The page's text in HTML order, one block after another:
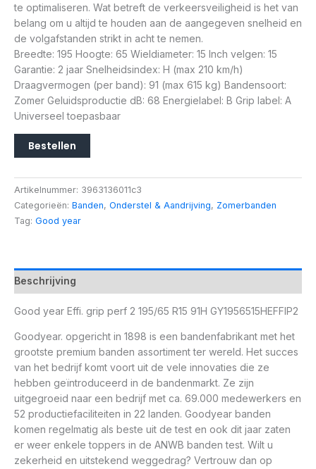
te optimaliseren. Wat betreft de verkeersveiligheid is het van
belang om u altijd te houden aan de aangegeven snelheid en
de volgafstanden strikt in acht te nemen.
Breedte: 195 Hoogte: 65 Wieldiameter: 15 Inch velgen: 15
Garantie: 2 jaar Snelheidsindex: H (max 210 km/h)
Draagvermogen (per band): 91 (max 615 kg) Bandensoort:
Zomer Geluidsproductie dB: 68 Energielabel: B Grip label: A
Universeel toepasbaar
Bestellen
Artikelnummer: 3963136011c3
Categorieën: Banden, Onderstel & Aandrijving, Zomerbanden
Tag: Good year
Beschrijving
Good year Effi. grip perf 2 195/65 R15 91H GY1956515HEFFIP2
Goodyear. opgericht in 1898 is een bandenfabrikant met het
grootste premium banden assortiment ter wereld. Het succes
van het bedrijf komt voort uit de vele innovaties die ze
hebben geïntroduceerd in de bandenmarkt. Ze zijn
uitgegroeid naar een bedrijf met ca. 69.000 medewerkers en
52 productiefaciliteiten in 22 landen. Goodyear banden
komen regelmatig als beste uit de test en ook dit jaar zaten
er weer enkele toppers in de ANWB banden test. Wilt u
zekerheid en uitstekend weggedrag? Vertrouw dan op